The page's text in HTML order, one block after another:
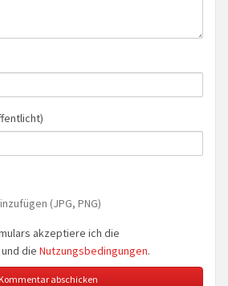
(JPG, PNG)
akzeptiere ich die
und die Nutzungsbedingungen.